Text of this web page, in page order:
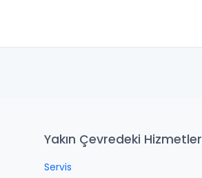
Yakın Çevredeki Hizmetler
Servis